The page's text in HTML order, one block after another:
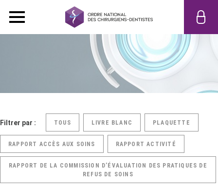
Filtrer par : TOUS LIVRE BLANC PLAQUETTE
RAPPORT ACCÈS AUX SOINS RAPPORT ACTIVITÉ
RAPPORT DE LA COMMISSION D’ÉVALUATION DES PRATIQUES DE
REFUS DE SOINS